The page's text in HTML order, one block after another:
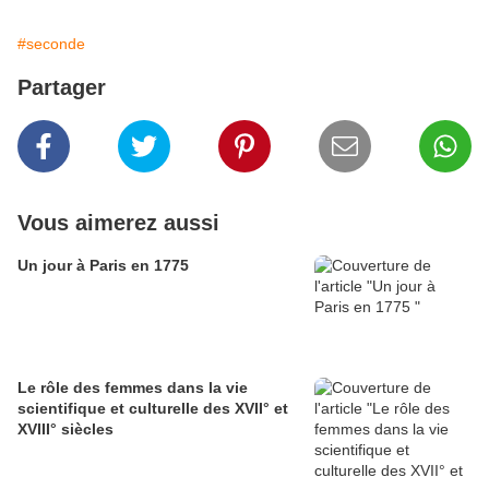
#seconde
Partager
Vous aimerez aussi
Un jour à Paris en 1775
Le rôle des femmes dans la vie
scientifique et culturelle des XVII° et
XVIII° siècles